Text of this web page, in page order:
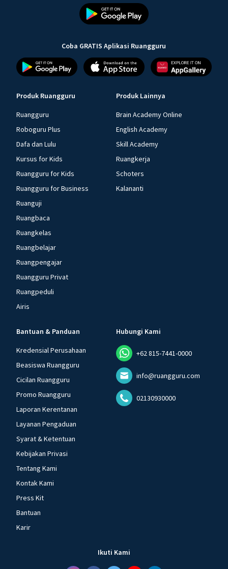
Coba GRATIS Aplikasi Ruangguru
Produk Ruangguru
Ruangguru
Roboguru Plus
Dafa dan Lulu
Kursus for Kids
Ruangguru for Kids
Ruangguru for Business
Ruanguji
Ruangbaca
Ruangkelas
Ruangbelajar
Ruangpengajar
Ruangguru Privat
Ruangpeduli
Airis
Produk Lainnya
Brain Academy Online
English Academy
Skill Academy
Ruangkerja
Schoters
Kalananti
Bantuan & Panduan
Kredensial Perusahaan
Beasiswa Ruangguru
Cicilan Ruangguru
Promo Ruangguru
Laporan Kerentanan
Layanan Pengaduan
Syarat & Ketentuan
Kebijakan Privasi
Tentang Kami
Kontak Kami
Press Kit
Bantuan
Karir
Hubungi Kami
+62 815-7441-0000
info@ruangguru.com
02130930000
Ikuti Kami